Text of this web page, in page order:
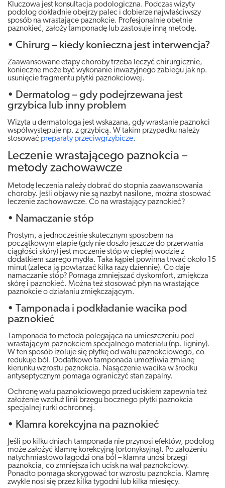
Kluczowa jest konsultacja podologiczna. Podczas wizyty
podolog dokładnie obejrzy palec i dobierze najwłaściwszy
sposób na wrastające paznokcie. Profesjonalnie obetnie
paznokieć, założy tamponadę lub zastosuje inną metodę.
• Chirurg – kiedy konieczna jest interwencja?
Zaawansowane etapy choroby trzeba leczyć chirurgicznie,
konieczne może być wykonanie inwazyjnego zabiegu jak np.
usunięcie fragmentu płytki paznokciowej.
• Dermatolog – gdy podejrzewana jest
grzybica lub inny problem
Wizyta u dermatologa jest wskazana, gdy wrastanie paznokci
współwystępuje np. z grzybicą. W takim przypadku należy
stosować preparaty przeciwgrzybicze.
Leczenie wrastającego paznokcia –
metody zachowawcze
Metodę leczenia należy dobrać do stopnia zaawansowania
choroby. Jeśli objawy nie są nazbyt nasilone, można stosować
leczenie zachowawcze. Co na wrastający paznokieć?
• Namaczanie stóp
Prostym, a jednocześnie skutecznym sposobem na
początkowym etapie (gdy nie doszło jeszcze do przerwania
ciągłości skóry) jest moczenie stóp w ciepłej wodzie z
dodatkiem szarego mydła. Taka kąpiel powinna trwać około 15
minut (zaleca ją powtarzać kilka razy dziennie). Co daje
namaczanie stóp? Pomaga zmniejszać dyskomfort, zmiękcza
skórę i paznokieć. Można też stosować płyn na wrastające
paznokcie o działaniu zmiękczającym.
• Tamponada i podkładanie wacika pod
paznokieć
Tamponada to metoda polegająca na umieszczeniu pod
wrastającym paznokciem specjalnego materiału (np. ligniny).
W ten sposób izoluje się płytkę od wału paznokciowego, co
redukuje ból. Dodatkowo tamponada umożliwia zmianę
kierunku wzrostu paznokcia. Nasączenie wacika w środku
antyseptycznym pomaga ograniczyć stan zapalny.
Ochronę wału paznokciowego przed uciskiem zapewnia też
założenie wzdłuż linii brzegu bocznego płytki paznokcia
specjalnej rurki ochronnej.
• Klamra korekcyjna na paznokieć
Jeśli po kilku dniach tamponada nie przynosi efektów, podolog
może założyć klamrę korekcyjną (ortonyksyjną). Po założeniu
natychmiastowo łagodzi ona ból – klamra unosi brzegi
paznokcia, co zmniejsza ich ucisk na wał paznokciowy.
Ponadto pomaga skorygować tor wzrostu paznokcia. Klamrę
zwykle nosi się przez kilka tygodni lub kilka miesięcy.